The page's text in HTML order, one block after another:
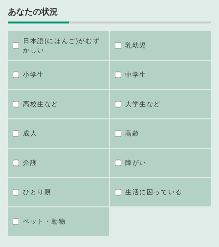
あなたの状況
日本語(にほんご)がむず
かしい
乳幼児
小学生 中学生
高校生など 大学生など
成人 高齢
介護 障がい
ひとり親 生活に困っている
ペット・動物